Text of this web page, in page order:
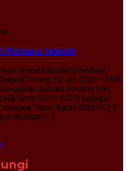
Pertama Sekolah
Upacara Bendera Perdana
Bintang, 20 Juli 2026 – SMA
Upacara Bendera Hari
Senin (20/7/2026) sebagai
Tahun Ajaran 2026/2027.
di lapangan […]